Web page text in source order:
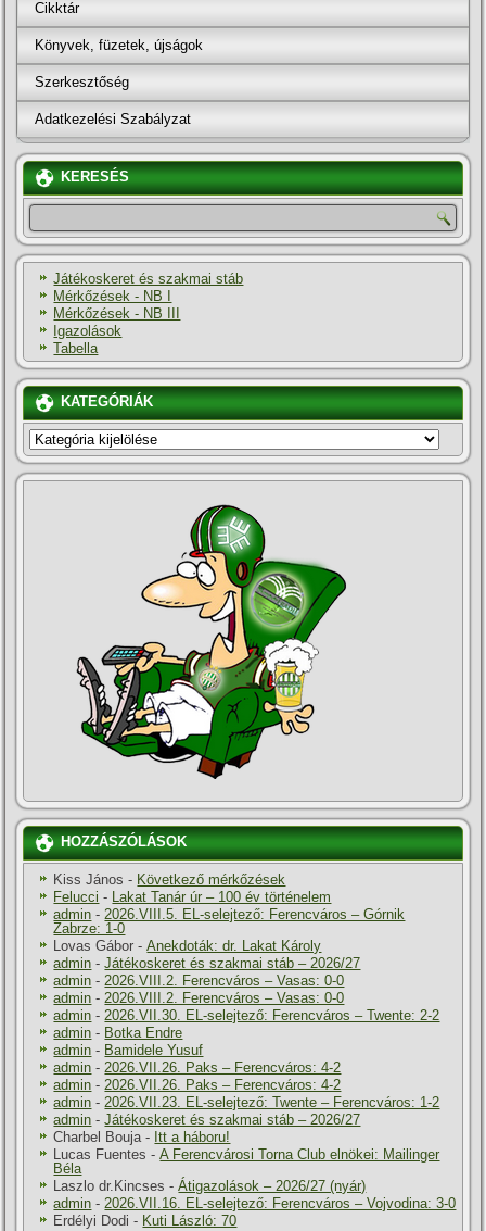
Cikktár
Könyvek, füzetek, újságok
Szerkesztőség
Adatkezelési Szabályzat
KERESÉS
Játékoskeret és szakmai stáb
Mérkőzések - NB I
Mérkőzések - NB III
Igazolások
Tabella
KATEGÓRIÁK
KATEGÓRIÁK
HOZZÁSZÓLÁSOK
Kiss János - Következő mérkőzések
Felucci - Lakat Tanár úr – 100 év történelem
admin -2026.VIII.5. EL-selejtező: Ferencváros – Górnik
Zabrze: 1-0
Lovas Gábor -Anekdoták: dr. Lakat Károly
admin -Játékoskeret és szakmai stáb – 2026/27
admin -2026.VIII.2. Ferencváros – Vasas: 0-0
admin -2026.VIII.2. Ferencváros – Vasas: 0-0
admin -2026.VII.30. EL-selejtező: Ferencváros – Twente: 2-2
admin - Botka Endre
admin - Bamidele Yusuf
admin -2026.VII.26. Paks – Ferencváros: 4-2
admin -2026.VII.26. Paks – Ferencváros: 4-2
admin -2026.VII.23. EL-selejtező: Twente – Ferencváros: 1-2
admin -Játékoskeret és szakmai stáb – 2026/27
Charbel Bouja- Itt a háboru!
Lucas Fuentes -A Ferencvárosi Torna Club elnökei: Mailinger
Béla
Laszlo dr.Kincses -Átigazolások – 2026/27 (nyár)
admin -2026.VII.16. EL-selejtező: Ferencváros – Vojvodina: 3-0
Erdélyi Dodi - Kuti László: 70